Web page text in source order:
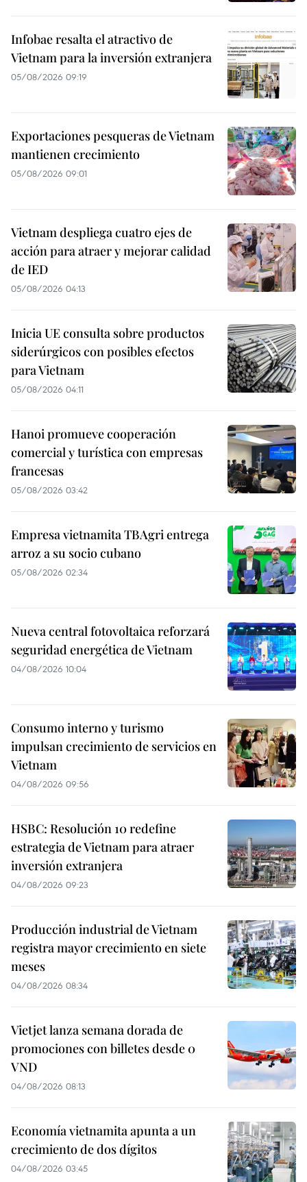
Infobae resalta el atractivo de
Vietnam para la inversión extranjera
05/08/2026 09:19
Exportaciones pesqueras de Vietnam
mantienen crecimiento
05/08/2026 09:01
Vietnam despliega cuatro ejes de
acción para atraer y mejorar calidad
de IED
05/08/2026 04:13
Inicia UE consulta sobre productos
siderúrgicos con posibles efectos
para Vietnam
05/08/2026 04:11
Hanoi promueve cooperación
comercial y turística con empresas
francesas
05/08/2026 03:42
Empresa vietnamita TBAgri entrega
arroz a su socio cubano
05/08/2026 02:34
Nueva central fotovoltaica reforzará
seguridad energética de Vietnam
04/08/2026 10:04
Consumo interno y turismo
impulsan crecimiento de servicios en
Vietnam
04/08/2026 09:56
HSBC: Resolución 10 redefine
estrategia de Vietnam para atraer
inversión extranjera
04/08/2026 09:23
Producción industrial de Vietnam
registra mayor crecimiento en siete
meses
04/08/2026 08:34
Vietjet lanza semana dorada de
promociones con billetes desde 0
VND
04/08/2026 08:13
Economía vietnamita apunta a un
crecimiento de dos dígitos
04/08/2026 03:45